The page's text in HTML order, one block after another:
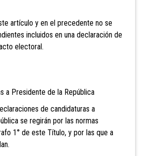
artículo y en el precedente no se
incluidos en una declaración de
electoral.
a Presidente de la República
de candidaturas a
se regirán por las normas
1° de este Título, y por las que a